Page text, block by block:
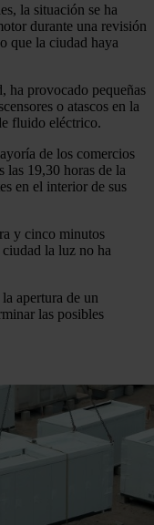
la situación se ha
durante una revisión
que la ciudad haya
ha provocado pequeñas
o atascos en la
fluido eléctrico.
de los comercios
las 19,30 horas de la
en el interior de sus
y cinco minutos
ciudad la luz no ha
apertura de un
las posibles